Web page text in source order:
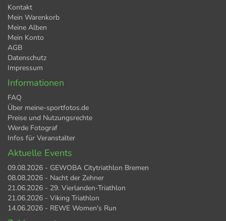
Kontakt
Mein Warenkorb
Meine Alben
Mein Konto
AGB
Datenschutz
Impressum
Informationen
FAQ
Über meine-sportfotos.de
Preise und Nutzungsrechte
Werde Fotograf
Infos für Veranstalter
Aktuelle Events
09.08.2026 - GEWOBA Citytriathlon Bremen
08.08.2026 - Nacht der Zehner
21.06.2026 - 29. Vierlanden-Triathlon
21.06.2026 - Viking Triathlon
14.06.2026 - REWE Women's Run